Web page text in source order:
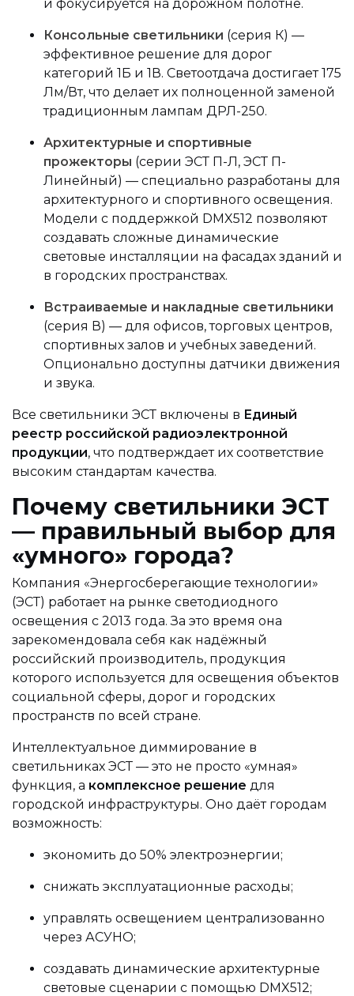
и фокусируется на дорожном полотне.
Консольные светильники (серия К) —
эффективное решение для дорог
категорий 1Б и 1В. Светоотдача достигает 175
Лм/Вт, что делает их полноценной заменой
традиционным лампам ДРЛ-250.
Архитектурные и спортивные
прожекторы (серии ЭСТ П-Л, ЭСТ П-
Линейный) — специально разработаны для
архитектурного и спортивного освещения.
Модели с поддержкой DMX512 позволяют
создавать сложные динамические
световые инсталляции на фасадах зданий и
в городских пространствах.
Встраиваемые и накладные светильники
(серия В) — для офисов, торговых центров,
спортивных залов и учебных заведений.
Опционально доступны датчики движения
и звука.
Все светильники ЭСТ включены в Единый
реестр российской радиоэлектронной
продукции, что подтверждает их соответствие
высоким стандартам качества.
Почему светильники ЭСТ
— правильный выбор для
«умного» города?
Компания «Энергосберегающие технологии»
(ЭСТ) работает на рынке светодиодного
освещения с 2013 года. За это время она
зарекомендовала себя как надёжный
российский производитель, продукция
которого используется для освещения объектов
социальной сферы, дорог и городских
пространств по всей стране.
Интеллектуальное диммирование в
светильниках ЭСТ — это не просто «умная»
функция, а комплексное решение для
городской инфраструктуры. Оно даёт городам
возможность:
экономить до 50% электроэнергии;
снижать эксплуатационные расходы;
управлять освещением централизованно
через АСУНО;
создавать динамические архитектурные
световые сценарии с помощью DMX512;